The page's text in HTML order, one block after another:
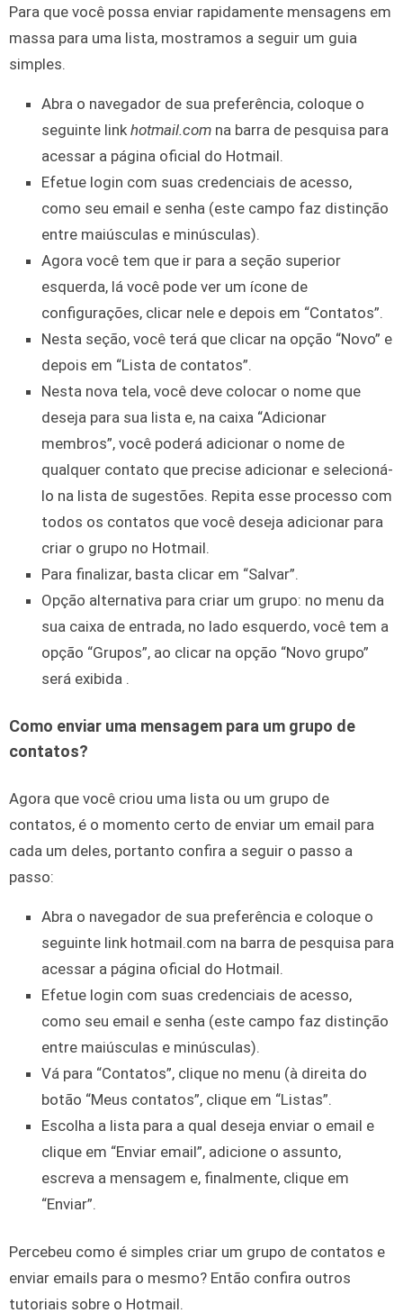
Para que você possa enviar rapidamente mensagens em
massa para uma lista, mostramos a seguir um guia
simples.
Abra o navegador de sua preferência, coloque o
seguinte link hotmail.com na barra de pesquisa para
acessar a página oficial do Hotmail.
Efetue login com suas credenciais de acesso,
como seu email e senha (este campo faz distinção
entre maiúsculas e minúsculas).
Agora você tem que ir para a seção superior
esquerda, lá você pode ver um ícone de
configurações, clicar nele e depois em “Contatos”.
Nesta seção, você terá que clicar na opção “Novo” e
depois em “Lista de contatos”.
Nesta nova tela, você deve colocar o nome que
deseja para sua lista e, na caixa “Adicionar
membros”, você poderá adicionar o nome de
qualquer contato que precise adicionar e selecioná-
lo na lista de sugestões. Repita esse processo com
todos os contatos que você deseja adicionar para
criar o grupo no Hotmail.
Para finalizar, basta clicar em “Salvar”.
Opção alternativa para criar um grupo: no menu da
sua caixa de entrada, no lado esquerdo, você tem a
opção “Grupos”, ao clicar na opção “Novo grupo”
será exibida .
Como enviar uma mensagem para um grupo de
contatos?
Agora que você criou uma lista ou um grupo de
contatos, é o momento certo de enviar um email para
cada um deles, portanto confira a seguir o passo a
passo:
Abra o navegador de sua preferência e coloque o
seguinte link hotmail.com na barra de pesquisa para
acessar a página oficial do Hotmail.
Efetue login com suas credenciais de acesso,
como seu email e senha (este campo faz distinção
entre maiúsculas e minúsculas).
Vá para “Contatos”, clique no menu (à direita do
botão “Meus contatos”, clique em “Listas”.
Escolha a lista para a qual deseja enviar o email e
clique em “Enviar email”, adicione o assunto,
escreva a mensagem e, finalmente, clique em
“Enviar”.
Percebeu como é simples criar um grupo de contatos e
enviar emails para o mesmo? Então confira outros
tutoriais sobre o Hotmail.